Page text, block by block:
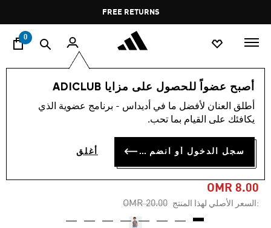
Pause
promotion
rotation
FREE RETURNS
0
أصبح عضواً للحصول على مزايا ADICLUB
أطلق العنان لأفضل ما في أديداس - برنامج عضوية الذي
يكافئك على القيام بما تحب.
سجل الدخول أو انضم الآن أغلق
الأطفال الملابس
-60%
تيشيرت للأطفال EMERGING
HARMONY
OMR 8.00
:السعر الأصلي لهذا المنتج Price reduced from
OMR 20.00
to